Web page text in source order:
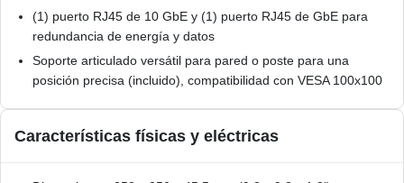
(1) puerto RJ45 de 10 GbE y (1) puerto RJ45 de GbE para
redundancia de energía y datos
Soporte articulado versátil para pared o poste para una
posición precisa (incluido), compatibilidad con VESA 100x100
Características físicas y eléctricas